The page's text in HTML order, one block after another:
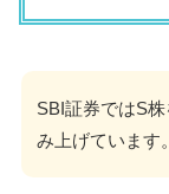
SBI証券ではS
み上げています。